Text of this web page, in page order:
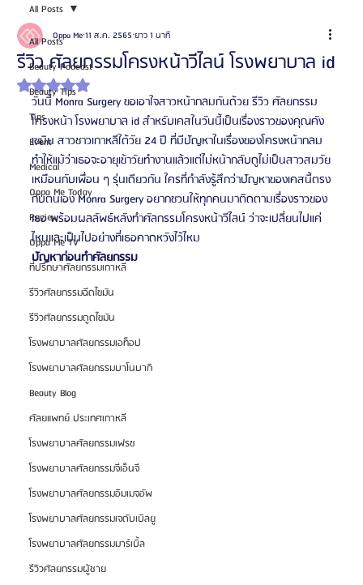
All Posts
Beauty Podcast
Beauty Tips
Tips
Event
Medical
Oppa Me Today
Review
Oppa Me TV
ที่ปรึกษาศัลยกรรมเกาหลี
รีวิวศัลยกรรมฉีดไขมัน
รีวิวศัลยกรรมดูดไขมัน
โรงพยาบาลศัลยกรรมเอท็อป
โรงพยาบาลศัลยกรรมบาโนบากิ
Beauty Blog
ศัลยแพทย์ ประเทศเกาหลี
โรงพยาบาลศัลยกรรมเฟรช
โรงพยาบาลศัลยกรรมจีเอ็นจี
โรงพยาบาลศัลยกรรมอิมเมจอัพ
โรงพยาบาลศัลยกรรมเจดับเบิลยู
โรงพยาบาลศัลยกรรมมาร์เบิ้ล
รีวิวศัลยกรรมผู้ชาย
All Posts
รีวิว ศัลยกรรมโครงหน้าวีไลน์ โรงพยาบาล id
Oppa Me11 ส.ค. 2565 ยาว 1 นาที
ได้รับ NaN เต็ม 5 ดาว
วันนี้ Monra Surgery ขอเอาใจสาวหน้ากลมกันด้วย รีวิว ศัลยกรรม
โครงหน้า โรงพยาบาล id สำหรับเคสในวันนี้เป็นเรื่องราวของคุณคัง
เซมิน สาวชาวเกาหลีใต้วัย 24 ปี ที่มีปัญหาในเรื่องของโครงหน้ากลม
ทำให้แม้ว่าเธอจะอายุเข้าวัยทำงานแล้วแต่ไม่หน้ากลับดูไม่เป็นสาวสมวัย
เหมือนกับเพื่อน ๆ รุ่นเดียวกัน ใครที่กำลังรู้สึกว่าปัญหาของเคสนี้ตรง
กับตนเอง Monra Surgery อยากชวนให้ทุกคนมาติดตามเรื่องราวของ
เธอ พร้อมผลลัพธ์หลังทำศัลกรรมโครงหน้าวีไลน์ ว่าจะเปลี่ยนไปแค่
ไหนและเป็นไปอย่างที่เธอคาดหวังไว้ไหม
ปัญหาก่อนทำศัลยกรรม